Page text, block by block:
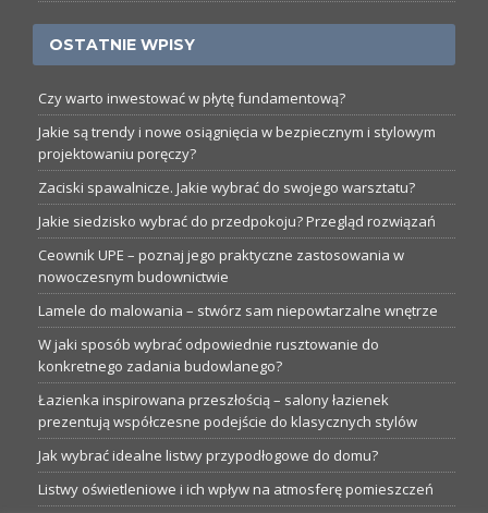
OSTATNIE WPISY
Czy warto inwestować w płytę fundamentową?
Jakie są trendy i nowe osiągnięcia w bezpiecznym i stylowym
projektowaniu poręczy?
Zaciski spawalnicze. Jakie wybrać do swojego warsztatu?
Jakie siedzisko wybrać do przedpokoju? Przegląd rozwiązań
Ceownik UPE – poznaj jego praktyczne zastosowania w
nowoczesnym budownictwie
Lamele do malowania – stwórz sam niepowtarzalne wnętrze
W jaki sposób wybrać odpowiednie rusztowanie do
konkretnego zadania budowlanego?
Łazienka inspirowana przeszłością – salony łazienek
prezentują współczesne podejście do klasycznych stylów
Jak wybrać idealne listwy przypodłogowe do domu?
Listwy oświetleniowe i ich wpływ na atmosferę pomieszczeń